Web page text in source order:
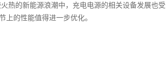
热的新能源浪潮中，充电电源的相关设备发展也
的性能值得进一步优化。